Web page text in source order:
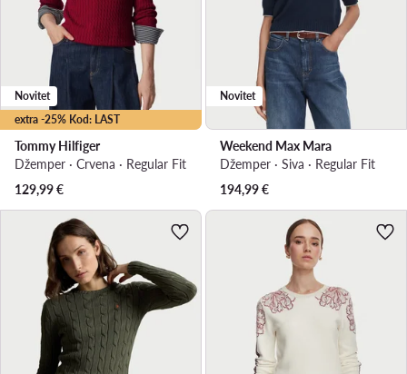
extra -25% Kod: LAST
Novitet
Tommy Hilfiger
Džemper · Crvena · Regular Fit
129,99€
Novitet
Weekend Max Mara
Džemper · Siva · Regular Fit
194,99€